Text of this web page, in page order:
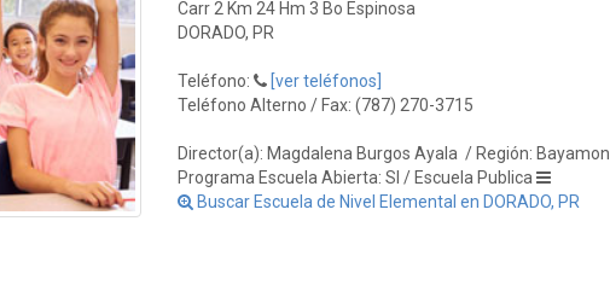
Carr 2 Km 24 Hm 3 Bo Espinosa
DORADO, PR
Teléfono:
[ver teléfonos]
Teléfono Alterno / Fax: (787) 270-3715
Director(a): Magdalena Burgos Ayala / Región: Bayamon
Programa Escuela Abierta: SI / Escuela Publica
Buscar Escuela de Nivel Elemental en DORADO, PR